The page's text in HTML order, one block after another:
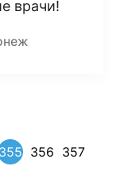
врачи!
356 357